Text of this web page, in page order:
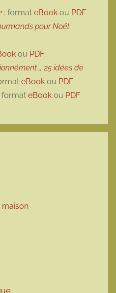
: format eBook ou PDF
pour Noël :
ou PDF
25 idées de
eBook ou PDF
format eBook ou PDF
maison